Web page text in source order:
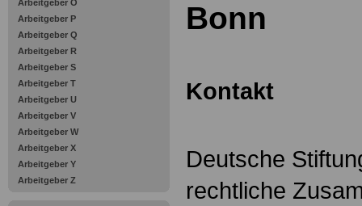
Arbeitgeber O
Arbeitgeber P
Arbeitgeber Q
Arbeitgeber R
Arbeitgeber S
Arbeitgeber T
Arbeitgeber U
Arbeitgeber V
Arbeitgeber W
Arbeitgeber X
Arbeitgeber Y
Arbeitgeber Z
Bonn
Kontakt
Deutsche
rechtliche